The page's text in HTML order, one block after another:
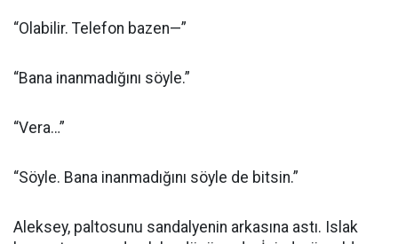
“Olabilir. Telefon bazen—”
“Bana inanmadığını söyle.”
“Vera…”
“Söyle. Bana inanmadığını söyle de bitsin.”
Aleksey, paltosunu sandalyenin arkasına astı. Islak